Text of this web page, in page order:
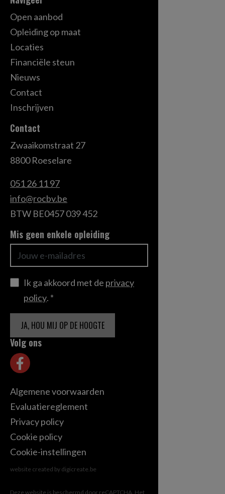
Open aanbod
Opleiding op maat
Locaties
Financiële steun
Nieuws
Contact
Inschrijven
Contact
Zwaaikomstraat 27
8800 Roeselare
051 26 11 97
info@rocbv.be
BTW BE0457 039 452
Mis geen enkele opleiding
Ik ga akkoord met de privacy
policy. *
JA, HOU MIJ OP DE HOOGTE
Volg ons
Algemene voorwaarden
Evaluatiereglement
Privacy policy
Cookie policy
Cookie-instellingen
website created by digicreate.be
Deze website is beschermd door reCAPTCHA. Het